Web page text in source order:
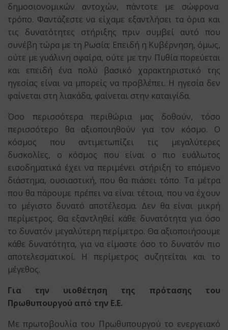
δημοσιονομικών αντοχών, πάντοτε με σώφρονα
τρόπο. Φαντάζεστε να είχαμε εξαντλήσει τα όρια και
τις δυνατότητες στήριξης πριν συμβεί αυτό που
συνέβη τώρα με τη Ρωσία; Επειδή η Κυβέρνηση, όμως,
ούτε με γυάλινη σφαίρα, ούτε με την Πυθία πορεύεται
και επειδή ένα πολύ βασικό χαρακτηριστικό της
ηγεσίας είναι να μπορείς να προβλέπει. Η ηγεσία δεν
φαίνεται στη λιακάδα, φαίνεται στην καταιγίδα.
Όσο περισσότερα περιθώρια μας δοθούν, τόσο
περισσότερο θα αξιοποιηθούν για τον κόσμο. Ο
κόσμος που αντιμετωπίζει τις μεγαλύτερες
δυσκολίες, ο κόσμος που είναι ο πιο ευάλωτος
εισοδηματικά έχει να περιμένει στήριξη το επόμενο
διάστημα, ουσιαστική, που θα πιάσει τόπο. Τα μέτρα
που θα πάρουμε πρέπει να είναι τέτοια, που να έχουν
το μέγιστο δυνατό αποτέλεσμα. Δεν θα είναι μικρή
περίμετρος. Θα εξαντληθεί κάθε δυνατότητα για όσο
το δυνατόν μεγαλύτερη περίμετρο. Θα αξιοποιήσουμε
κάθε δυνατότητα, για να είμαστε όσο το δυνατόν πιο
αποτελεσματικοί. Η περίμετρος συζητείται και το
μέγεθος.
Για την υιοθέτηση της πρότασης του
Πρωθυπουργού από την Ε.Ε.
Με πρωτοβουλία του Πρωθυπουργού το ενεργειακό